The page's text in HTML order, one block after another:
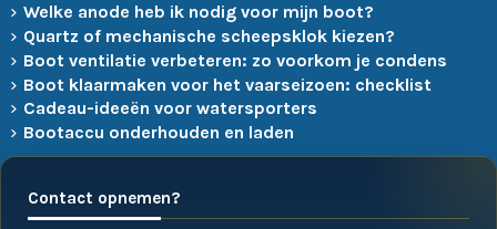
Welke anode heb ik nodig voor mijn boot?
Quartz of mechanische scheepsklok kiezen?
Boot ventilatie verbeteren: zo voorkom je condens
Boot klaarmaken voor het vaarseizoen: checklist
Cadeau-ideeën voor watersporters
Bootaccu onderhouden en laden
Contact opnemen?